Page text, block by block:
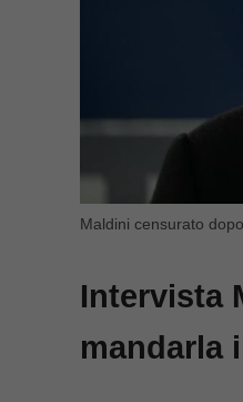
Maldini censurato
Intervista
mandarla